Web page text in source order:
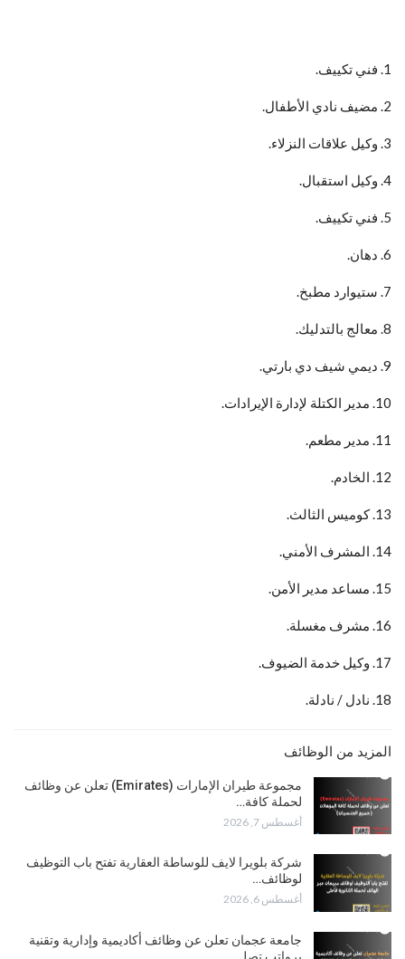
1. فني تكييف.
2. مضيف نادي الأطفال.
3. وكيل علاقات النزلاء.
4. وكيل استقبال.
5. فني تكييف.
6. دهان.
7. ستيوارد مطبخ.
8. معالج بالتدليك.
9. ديمي شيف دي بارتي.
10. مدير الكتلة لإدارة الإيرادات.
11. مدير مطعم.
12. الخادم.
13. كوميس الثالث.
14. المشرف الأمني.
15. مساعد مدير الأمن.
16. مشرف مغسلة.
17. وكيل خدمة الضيوف.
18. نادل / نادلة.
المزيد من الوظائف
مجموعة طيران الإمارات (Emirates) تعلن عن وظائف
لحملة كافة…
أغسطس 7, 2026
شركة بلويرا لايف للوساطة العقارية تفتح باب التوظيف
لوظائف…
أغسطس 6, 2026
جامعة عجمان تعلن عن وظائف أكاديمية وإدارية وتقنية